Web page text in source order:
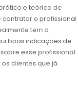
e teórico de
o profissional
tem a
boas indicações de
esse profissional
clientes que já